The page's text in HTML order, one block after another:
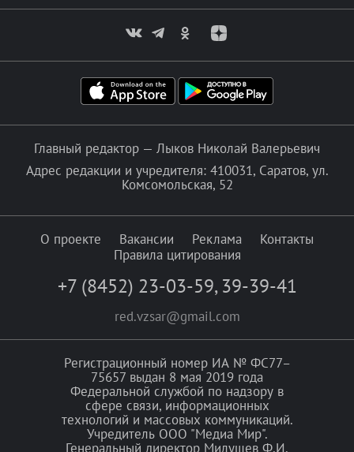
Главный редактор — Лыков Николай Валерьевич
Адрес редакции и учредителя: 410031, Саратов, ул.
Комсомольская, 52
О проекте Вакансии Реклама
Контакты
Правила цитирования
+7 (8452) 23-03-59, 39-39-41
red.vzsar@gmail.com
Регистрационный номер ИА № ФС77–
75657 выдан 8 мая 2019 года
Федеральной службой по надзору в
сфере связи, информационных
технологий и массовых коммуникаций.
Учредитель ООО "Медиа Мир".
Генеральный директор Милушев Ф.И.